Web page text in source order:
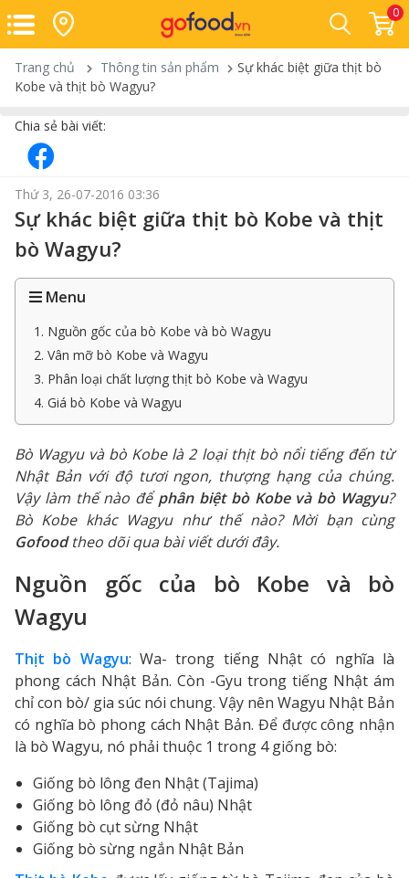
0
Trang chủ Thông tin sản phẩm
Sự khác biệt giữa thịt bò
Kobe và thịt bò Wagyu?
Chia sẻ bài viết:
Thứ 3, 26-07-2016 03:36
Sự khác biệt giữa thịt bò Kobe và thịt
bò Wagyu?
Menu
1. Nguồn gốc của bò Kobe và bò Wagyu
2. Vân mỡ bò Kobe và Wagyu
3. Phân loại chất lượng thịt bò Kobe và Wagyu
4. Giá bò Kobe và Wagyu
Bò Wagyu và bò Kobe là 2 loại thịt bò nổi tiếng đến từ
Nhật Bản với độ tươi ngon, thượng hạng của chúng.
Vậy làm thế nào đểphân biệt bò Kobe và bò Wagyu?
Bò Kobe khác Wagyu như thế nào? Mời bạn cùng
Gofoodtheo dõi qua bài viết dưới đây.
Nguồn gốc của bò Kobe và bò
Wagyu
Thịt bò Wagyu: Wa- trong tiếng Nhật có nghĩa là
phong cách Nhật Bản. Còn -Gyu trong tiếng Nhật ám
chỉ con bò/ gia súc nói chung. Vậy nên Wagyu Nhật Bản
có nghĩa bò phong cách Nhật Bản. Để được công nhận
là bò Wagyu, nó phải thuộc 1 trong 4 giống bò:
Giống bò lông đen Nhật (Tajima)
Giống bò lông đỏ (đỏ nâu) Nhật
Giống bò cụt sừng Nhật
Giống bò sừng ngắn Nhật Bản